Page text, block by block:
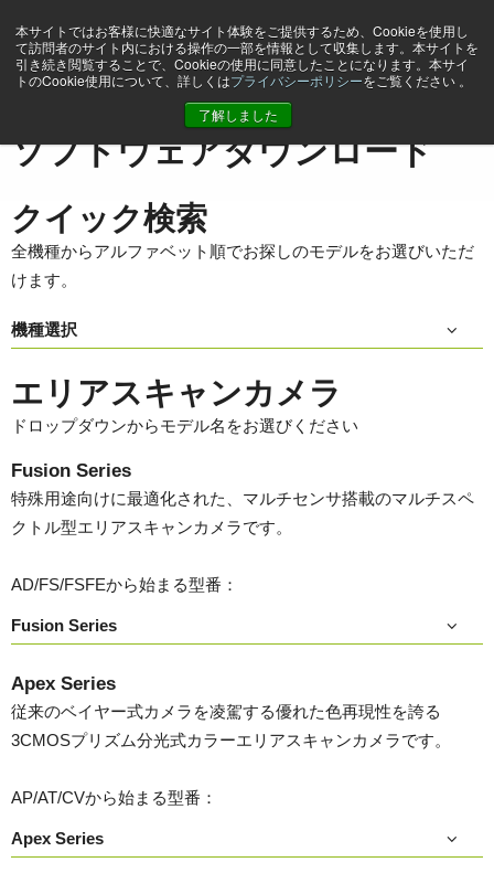
本サイトではお客様に快適なサイト体験をご提供するため、Cookieを使用し
て訪問者のサイト内における操作の一部を情報として収集します。本サイトを
引き続き閲覧することで、Cookieの使用に同意したことになります。本サイ
トのCookie使用について、詳しくはプライバシーポリシーをご覧ください 。
了解しました
ソフトウェアダウンロード
ソフトウェアダウンロード
クイック検索
全機種からアルファベット順でお探しのモデルをお選びいただ
けます。
機種選択
エリアスキャンカメラ
ドロップダウンからモデル名をお選びください
Fusion Series
特殊用途向けに最適化された、マルチセンサ搭載のマルチスペ
クトル型エリアスキャンカメラです。
AD/FS/FSFEから始まる型番：
Fusion Series
Apex Series
従来のベイヤー式カメラを凌駕する優れた色再現性を誇る
3CMOSプリズム分光式カラーエリアスキャンカメラです。
AP/AT/CVから始まる型番：
Apex Series